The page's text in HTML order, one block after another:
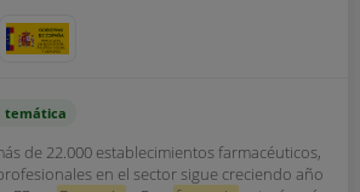
temática
de 22.000 establecimientos farmacéuticos,
en el sector sigue creciendo año